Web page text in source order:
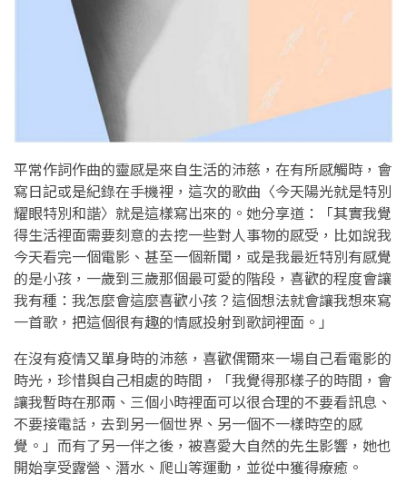
平常作詞作曲的靈感是來自生活的沛慈，在有所感觸時，會
寫日記或是紀錄在手機裡，這次的歌曲〈今天陽光就是特別
耀眼特別和諧〉就是這樣寫出來的。她分享道：「其實我覺
得生活裡面需要刻意的去挖一些對人事物的感受，比如說我
今天看完一個電影、甚至一個新聞，或是我最近特別有感覺
的是小孩，一歲到三歲那個最可愛的階段，喜歡的程度會讓
我有種：我怎麼會這麼喜歡小孩？這個想法就會讓我想來寫
一首歌，把這個很有趣的情感投射到歌詞裡面。」
在沒有疫情又單身時的沛慈，喜歡偶爾來一場自己看電影的
時光，珍惜與自己相處的時間，「我覺得那樣子的時間，會
讓我暫時在那兩、三個小時裡面可以很合理的不要看訊息、
不要接電話，去到另一個世界、另一個不一樣時空的感
覺。」而有了另一伴之後，被喜愛大自然的先生影響，她也
開始享受露營、潛水、爬山等運動，並從中獲得療癒。